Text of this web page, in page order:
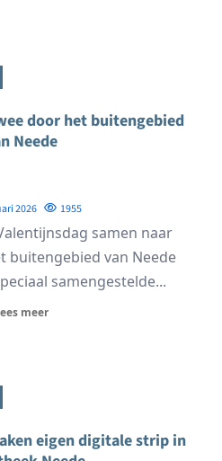
door het buitengebied
Neede
2026 1955
samen naar
buitengebied van Neede
samengestelde...
meer
eigen digitale strip in